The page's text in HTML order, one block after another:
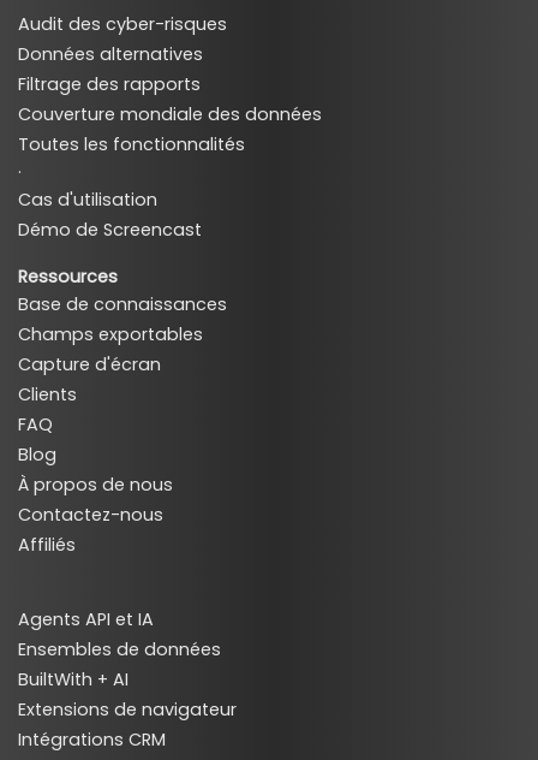
Audit des cyber-risques
Données alternatives
Filtrage des rapports
Couverture mondiale des données
Toutes les fonctionnalités
·
Cas d'utilisation
Démo de Screencast
Ressources
Base de connaissances
Champs exportables
Capture d'écran
Clients
FAQ
Blog
À propos de nous
Contactez-nous
Affiliés
Agents API et IA
Ensembles de données
BuiltWith + AI
Extensions de navigateur
Intégrations CRM